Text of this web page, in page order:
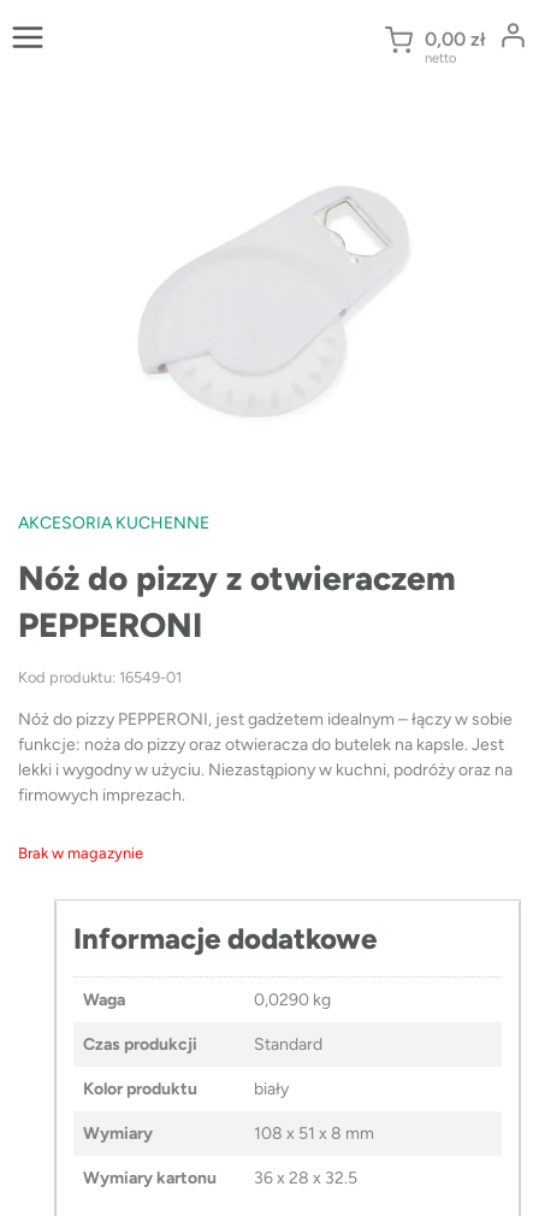
do
0,00 zł
netto
AKCESORIA KUCHENNE
Nóż do pizzy z otwieraczem
PEPPERONI
Kod produktu: 16549-01
Nóż do pizzy PEPPERONI, jest gadżetem idealnym – łączy w sobie
funkcje: noża do pizzy oraz otwieracza do butelek na kapsle. Jest
lekki i wygodny w użyciu. Niezastąpiony w kuchni, podróży oraz na
firmowych imprezach.
Brak w magazynie
Informacje dodatkowe
Waga 0,0290 kg
Czas produkcji Standard
Kolor produktu biały
Wymiary 108 x 51 x 8 mm
Wymiary kartonu 36 x 28 x 32.5